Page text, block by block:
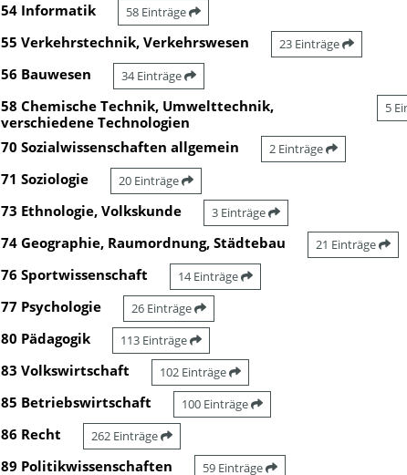
54 Informatik 58 Einträge
55 Verkehrstechnik, Verkehrswesen 23 Einträge
56 Bauwesen 34 Einträge
58 Chemische Technik, Umwelttechnik,
verschiedene Technologien
5
70 Sozialwissenschaften allgemein 2 Einträge
71 Soziologie 20 Einträge
73 Ethnologie, Volkskunde 3 Einträge
74 Geographie, Raumordnung, Städtebau 21 Einträge
76 Sportwissenschaft 14 Einträge
77 Psychologie 26 Einträge
80 Pädagogik 113 Einträge
83 Volkswirtschaft 102 Einträge
85 Betriebswirtschaft 100 Einträge
86 Recht 262 Einträge
89 Politikwissenschaften 59 Einträge